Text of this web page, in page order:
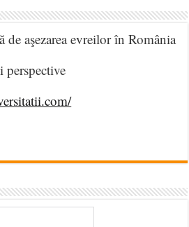
aşezarea evreilor în România